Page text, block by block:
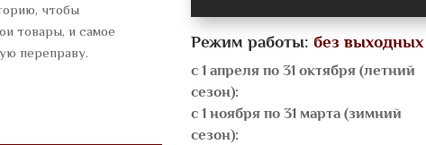
чтобы
товары, и самое
переправу.
Режим работы: без выходных
с 1 апреля по 31 октября (летний
сезон):
с 1 ноября по 31 марта (зимний
сезон):